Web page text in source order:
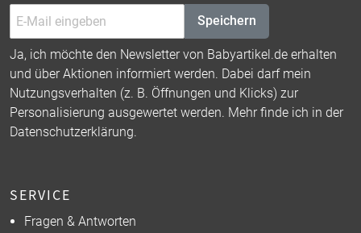
Speichern
Ja, ich möchte den Newsletter von Babyartikel.de erhalten
und über Aktionen informiert werden. Dabei darf mein
Nutzungsverhalten (z. B. Öffnungen und Klicks) zur
Personalisierung ausgewertet werden. Mehr finde ich in der
Datenschutzerklärung.
SERVICE
Fragen & Antworten